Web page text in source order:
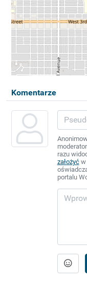
Komentarze
razu
założyćw
portalu